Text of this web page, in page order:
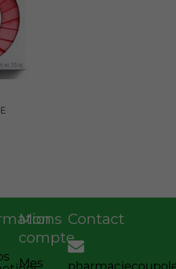
Mon
compte
Mes
Contact